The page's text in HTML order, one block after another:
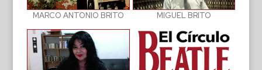
MARCO ANTONIO BRITO MIGUEL BRITO